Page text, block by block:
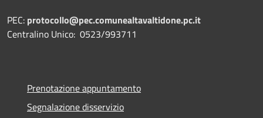
PEC: protocollo@pec.comunealtavaltidone.pc.it
Centralino Unico: 0523/993711
Prenotazione appuntamento
Segnalazione disservizio